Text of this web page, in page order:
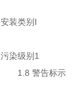
安装类别 Ⅰ
污染级别 1
1.8 警告标示